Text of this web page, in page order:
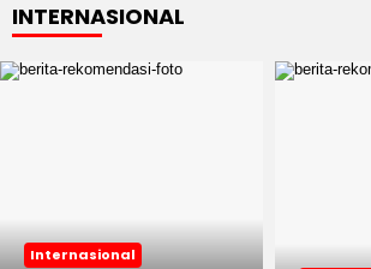
INTERNASIONAL
Internasional